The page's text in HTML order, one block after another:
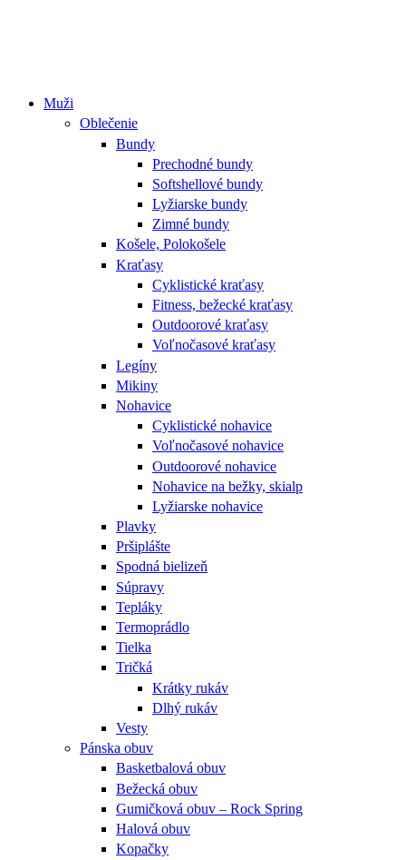
Muži
Oblečenie
Bundy
Prechodné bundy
Softshellové bundy
Lyžiarske bundy
Zimné bundy
Košele, Polokošele
Kraťasy
Cyklistické kraťasy
Fitness, bežecké kraťasy
Outdoorové kraťasy
Voľnočasové kraťasy
Legíny
Mikiny
Nohavice
Cyklistické nohavice
Voľnočasové nohavice
Outdoorové nohavice
Nohavice na bežky, skialp
Lyžiarske nohavice
Plavky
Pršiplášte
Spodná bielizeň
Súpravy
Tepláky
Termoprádlo
Tielka
Tričká
Krátky rukáv
Dlhý rukáv
Vesty
Pánska obuv
Basketbalová obuv
Bežecká obuv
Gumičková obuv – Rock Spring
Halová obuv
Kopačky